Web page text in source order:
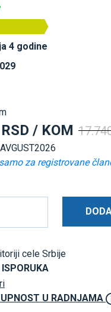
4 godine
RSD / KOM
za registrovane
cele Srbije
U RADNJAMA